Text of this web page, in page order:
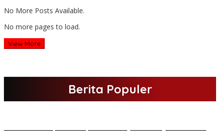
No More Posts Available.
No more pages to load.
View More
Berita Populer